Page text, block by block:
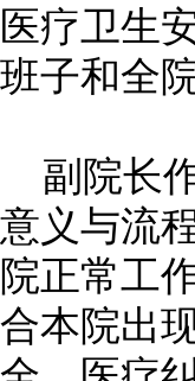
医疗卫生
班子和全
副院长
意义与流
院正常工
合本院出